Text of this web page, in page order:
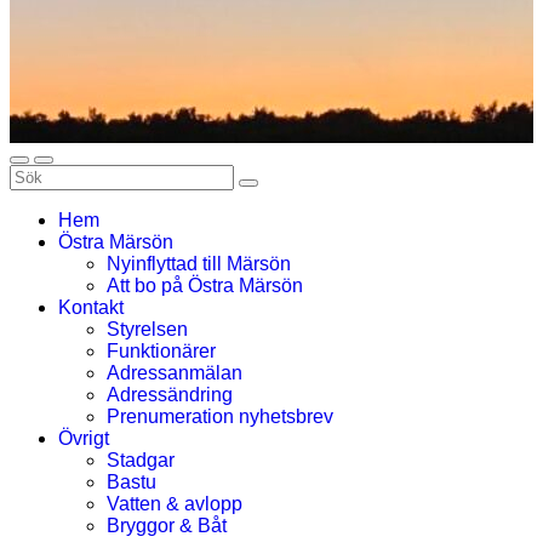
Hem
Östra Märsön
Nyinflyttad till Märsön
Att bo på Östra Märsön
Kontakt
Styrelsen
Funktionärer
Adressanmälan
Adressändring
Prenumeration nyhetsbrev
Övrigt
Stadgar
Bastu
Vatten & avlopp
Bryggor & Båt